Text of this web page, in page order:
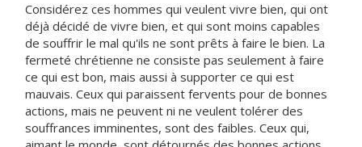
Considérez ces hommes qui veulent vivre bien, qui ont
déjà décidé de vivre bien, et qui sont moins capables
de souffrir le mal qu'ils ne sont prêts à faire le bien. La
fermeté chrétienne ne consiste pas seulement à faire
ce qui est bon, mais aussi à supporter ce qui est
mauvais. Ceux qui paraissent fervents pour de bonnes
actions, mais ne peuvent ni ne veulent tolérer des
souffrances imminentes, sont des faibles. Ceux qui,